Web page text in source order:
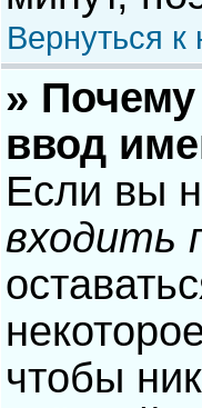
Вернуться к
»
ввод
Если вы
входить
чтобы